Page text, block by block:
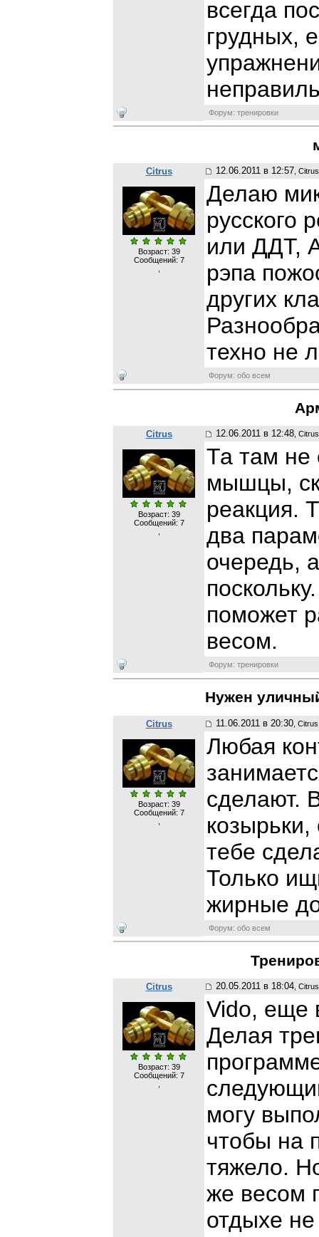
всегда
грудных,
Форум: тренировки
Citrus 12.06.2011 в 12:57 , Citrus
Возраст: 39
Сообщений: 7
Делаю
русского
или ДДТ,
рэпа
других
техно не
Форум: обо всем
Citrus 12.06.2011 в 12:48 , Citrus
Возраст: 39
Сообщений: 7
Та там не
мышцы,
реакция.
два
очередь,
поможет
весом.
Форум: тренировки
Нужен
Citrus 11.06.2011 в 20:30 , Citrus
Возраст: 39
Сообщений: 7
Любая
сделают.
тебе
Только
жирные
Форум: обо всем
Citrus 20.05.2011 в 18:04 , Citrus
Возраст: 39
Сообщений: 7
Vido, еще
Делая
могу
чтобы на
тяжело.
же весом
отдыхе